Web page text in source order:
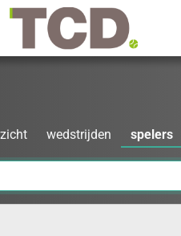
wedstrijden spelers